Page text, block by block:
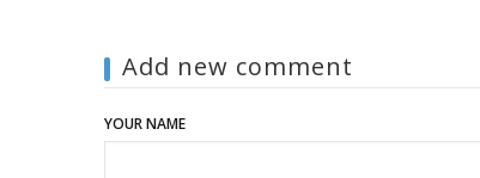
Add new comment
YOUR NAME